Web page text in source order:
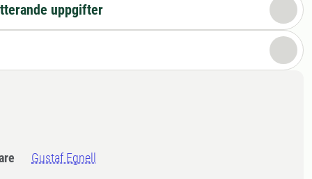
uppgifter
Gustaf Egnell